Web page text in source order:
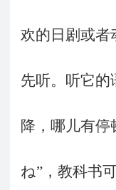
欢的日剧或者
先听。听它的
降，哪儿有
ね”，教科书